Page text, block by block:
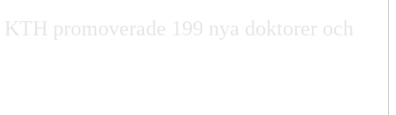
promoverade 199 nya doktorer och